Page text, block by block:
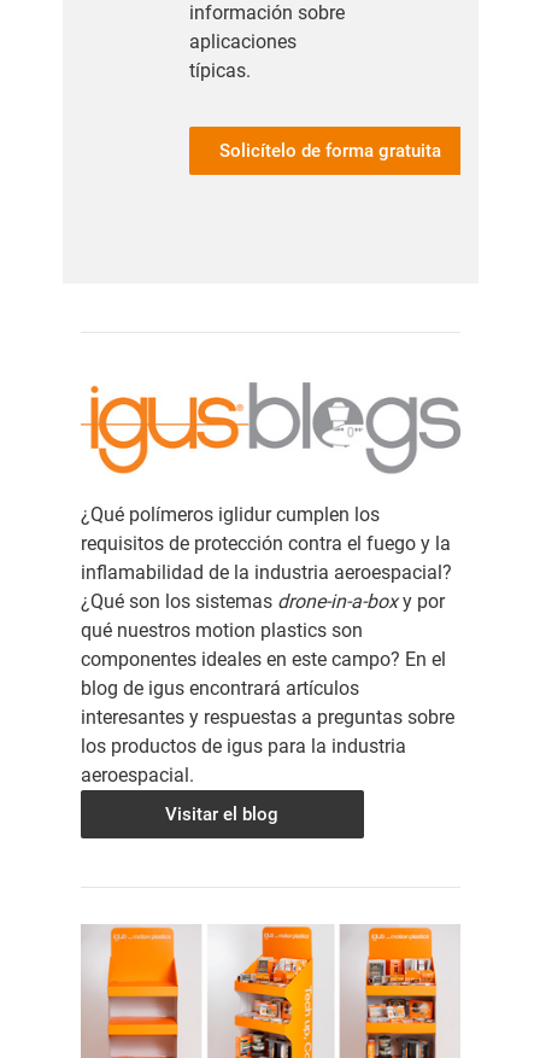
información sobre
aplicaciones
típicas.
Solicítelo de forma gratuita
¿Qué polímeros iglidur cumplen los
requisitos de protección contra el fuego y la
inflamabilidad de la industria aeroespacial?
¿Qué son los sistemas drone-in-a-boxy por
qué nuestros motion plastics son
componentes ideales en este campo? En el
blog de igus encontrará artículos
interesantes y respuestas a preguntas sobre
los productos de igus para la industria
aeroespacial.
Visitar el blog